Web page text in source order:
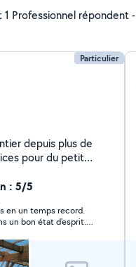
1 Professionnel répondent-
Particulier
depuis plus de
pour du petit
ossature
: 5/5
en un temps record.
un bon état d'esprit.